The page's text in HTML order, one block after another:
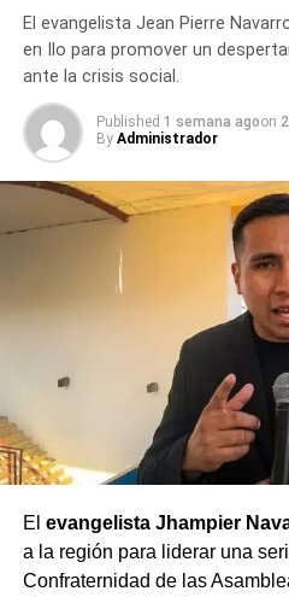
El evangelista Jean Pierre
en Ilo para promover un
ante la crisis social.
Published 1 semana agoon
By Administrador
El evangelista Jhampier
a la región para liderar una
Confraternidad de las